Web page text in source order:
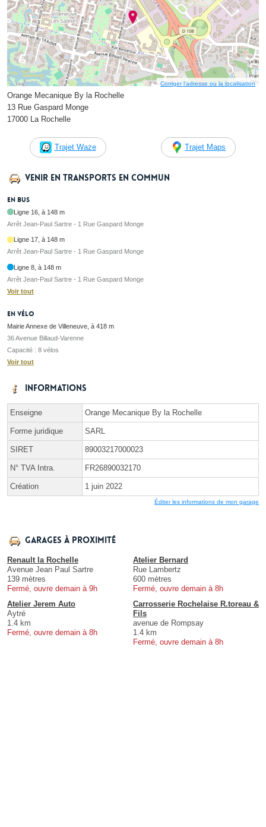
Corriger l’adresse ou la localisation
Orange Mecanique By la Rochelle
13 Rue Gaspard Monge
17000 La Rochelle
Trajet Waze Trajet Maps
Venir en transports en commun
En bus
Ligne 16, à 148 m
Arrêt Jean-Paul Sartre - 1 Rue Gaspard Monge
Ligne 17, à 148 m
Arrêt Jean-Paul Sartre - 1 Rue Gaspard Monge
Ligne 8, à 148 m
Arrêt Jean-Paul Sartre - 1 Rue Gaspard Monge
Voir tout
En vélo
Mairie Annexe de Villeneuve, à 418 m
36 Avenue Billaud-Varenne
Capacité : 8 vélos
Voir tout
Informations
Enseigne Orange Mecanique By la Rochelle
Forme juridique SARL
SIRET 89003217000023
N° TVA Intra. FR26890032170
Création 1 juin 2022
Éditer les informations de mon garage
Garages à proximité
Renault la Rochelle
Avenue Jean Paul Sartre
139 mètres
Fermé, ouvre demain à 9h
Atelier Bernard
Rue Lambertz
600 mètres
Fermé, ouvre demain à 8h
Atelier Jerem Auto
Aytré
1.4 km
Fermé, ouvre demain à 8h
Carrosserie Rochelaise R.toreau &
Fils
avenue de Rompsay
1.4 km
Fermé, ouvre demain à 8h